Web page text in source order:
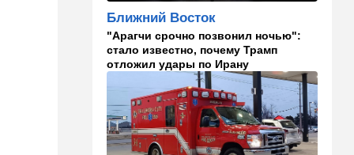
Безо всяких табу
22:20 Израиль
Проживающий в России
израильтянин прямо с
самолета угодил в ШАБАК
21:48 Израиль
"Сумасшедшие рулят
Ближний Восток
"Арагчи срочно позвонил ночью":
стало известно, почему Трамп
отложил удары по Ирану